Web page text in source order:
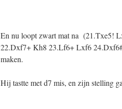
En nu loopt zwart mat na (21.Txe5!
22.Dxf7+ Kh8 23.Lf6+ Lxf6
maken.
Hij tastte met d7 mis, en zijn stelling